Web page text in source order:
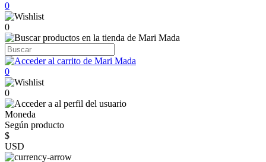
0
0
0
0
Moneda
Según producto
$
USD